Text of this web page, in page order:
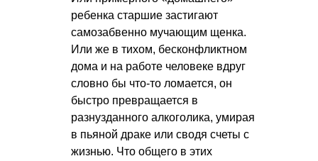
ребенка старшие застигают
самозабвенно мучающим щенка.
Или же в тихом, бесконфликтном
дома и на работе человеке вдруг
словно бы что-то ломается, он
быстро превращается в
разнузданного алкоголика, умирая
в пьяной драке или сводя счеты с
жизнью. Что общего в этих